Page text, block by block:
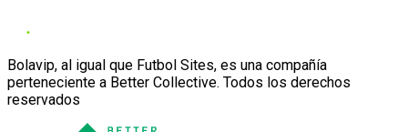
Bolavip, al igual que Futbol Sites, es una compañía
perteneciente a Better Collective. Todos los derechos
reservados